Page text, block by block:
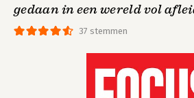
37 stemmen
gedaan in een wereld vol